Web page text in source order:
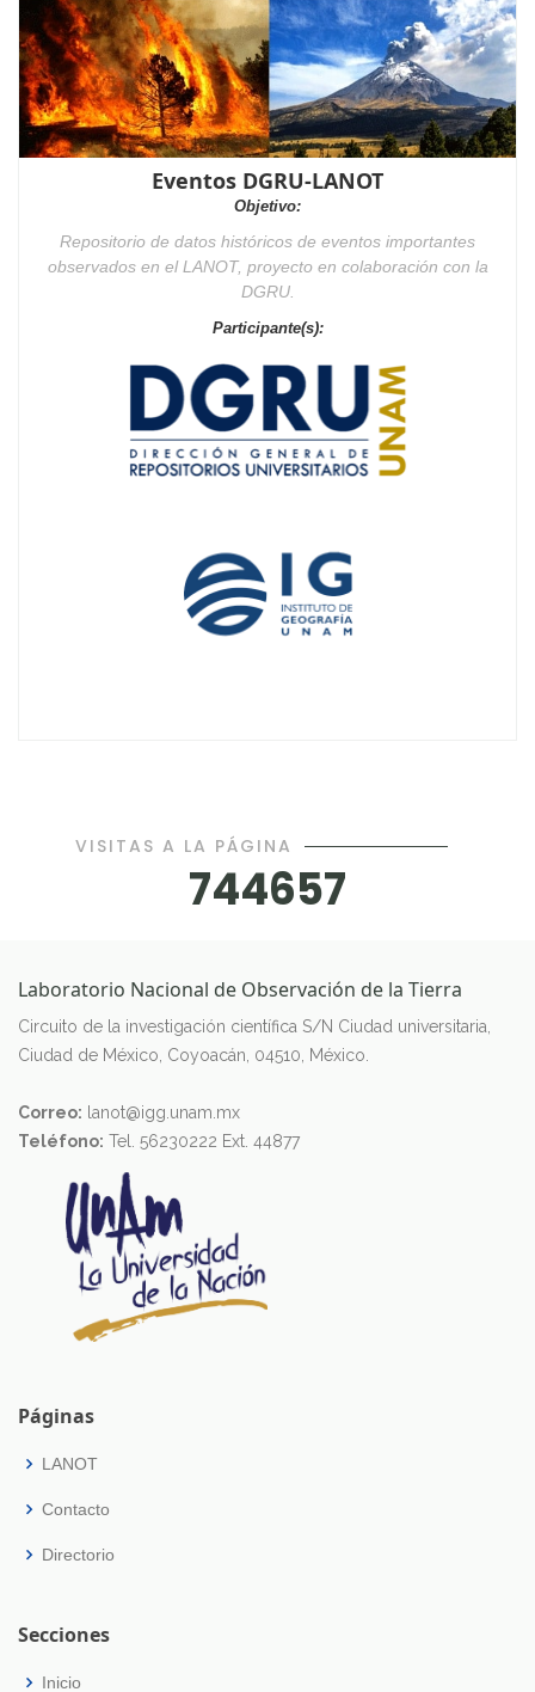
Eventos DGRU-LANOT
Objetivo:
Repositorio de datos históricos de eventos importantes
observados en el LANOT, proyecto en colaboración con la
DGRU.
Participante(s):
VISITAS A LA PÁGINA
744657
Laboratorio Nacional de Observación de la Tierra
Circuito de la investigación científica S/N Ciudad universitaria,
Ciudad de México, Coyoacán, 04510, México.
Correo: lanot@igg.unam.mx
Teléfono: Tel. 56230222 Ext. 44877
Páginas
LANOT
Contacto
Directorio
Secciones
Inicio